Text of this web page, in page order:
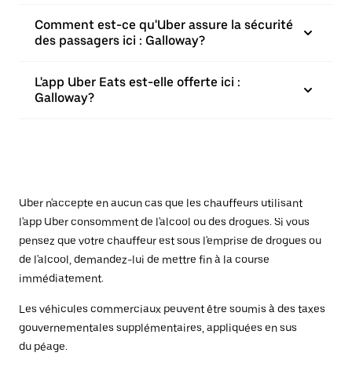
Comment est-ce qu'Uber assure la sécurité
des passagers ici : Galloway?
L'app Uber Eats est-elle offerte ici :
Galloway?
Uber n'accepte en aucun cas que les chauffeurs utilisant
l'app Uber consomment de l'alcool ou des drogues. Si vous
pensez que votre chauffeur est sous l'emprise de drogues ou
de l'alcool, demandez-lui de mettre fin à la course
immédiatement.
Les véhicules commerciaux peuvent être soumis à des taxes
gouvernementales supplémentaires, appliquées en sus
du péage.